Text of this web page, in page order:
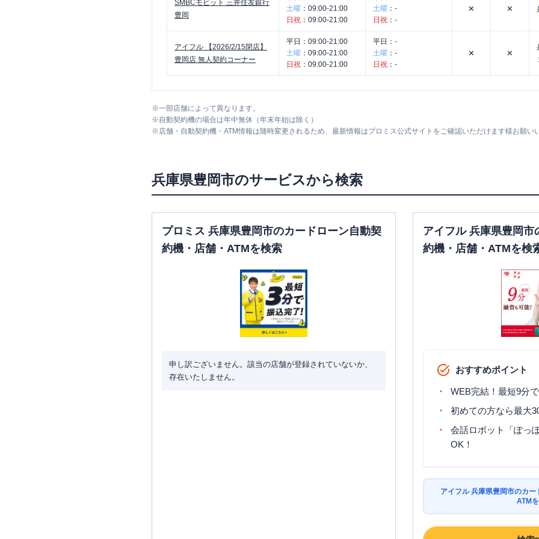
SMBCモビット 三井住友銀行
豊岡
土曜 ： 09:00-21:00
日祝 ： 09:00-21:00
土曜 ： -
日祝 ： -
✕ ✕
アイフル
【2026/2/15閉店】
豊岡店 無人契約コーナー
平日： 09:00-21:00
土曜 ： 09:00-21:00
日祝 ： 09:00-21:00
平日： -
土曜 ： -
日祝 ： -
✕ ✕
※一部店舗によって異なります。
※自動契約機の場合は年中無休（年末年始は除く）
※店舗・自動契約機・ATM情報は随時変更されるため、最新情報はプロミス公式サイトをご確認いただけます様お願い
兵庫県豊岡市のサービスから検索
プロミス 兵庫県豊岡市のカードローン自動契
約機・店舗・ATMを検索
申し訳ございません。該当の店舗が登録されていないか、
存在いたしません。
アイフル 兵庫県豊岡市
約機・店舗・ATMを検
おすすめポイント
WEB完結！最短9分
初めての方なら最大
会話ロボット「ぽっ
OK！
アイフル 兵庫県豊岡市のカ
ATM